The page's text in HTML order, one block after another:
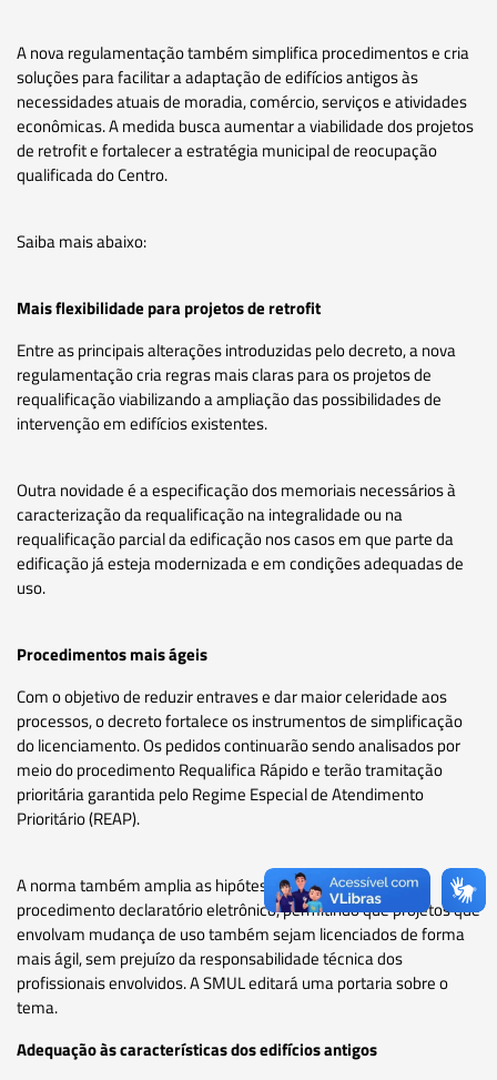
A nova regulamentação também simplifica procedimentos e cria
soluções para facilitar a adaptação de edifícios antigos às
necessidades atuais de moradia, comércio, serviços e atividades
econômicas. A medida busca aumentar a viabilidade dos projetos
de retrofit e fortalecer a estratégia municipal de reocupação
qualificada do Centro.
Saiba mais abaixo:
Mais flexibilidade para projetos de retrofit
Entre as principais alterações introduzidas pelo decreto, a nova
regulamentação cria regras mais claras para os projetos de
requalificação viabilizando a ampliação das possibilidades de
intervenção em edifícios existentes.
Outra novidade é a especificação dos memoriais necessários à
caracterização da requalificação na integralidade ou na
requalificação parcial da edificação nos casos em que parte da
edificação já esteja modernizada e em condições adequadas de
uso.
Procedimentos mais ágeis
Com o objetivo de reduzir entraves e dar maior celeridade aos
processos, o decreto fortalece os instrumentos de simplificação
do licenciamento. Os pedidos continuarão sendo analisados por
meio do procedimento Requalifica Rápido e terão tramitação
prioritária garantida pelo Regime Especial de Atendimento
Prioritário (REAP).
A norma também amplia as hipóteses de utilização do
procedimento declaratório eletrônico, permitindo que projetos que
envolvam mudança de uso também sejam licenciados de forma
mais ágil, sem prejuízo da responsabilidade técnica dos
profissionais envolvidos. A SMUL editará uma portaria sobre o
tema.
Adequação às características dos edifícios antigos